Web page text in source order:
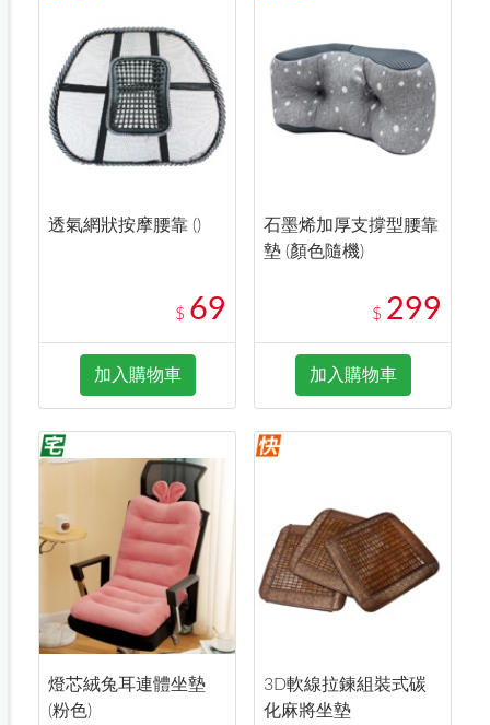
透氣網狀按摩腰靠 ()
$ 69
加入購物車
石墨烯加厚支撐型腰靠
墊 (顏色隨機)
$ 299
加入購物車
燈芯絨兔耳連體坐墊
(粉色)
3D軟線拉鍊組裝式碳
化麻將坐墊